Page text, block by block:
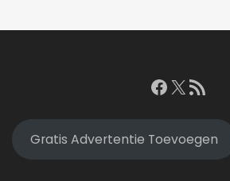
Facebook
X RSS feed
Gratis Advertentie Toevoegen